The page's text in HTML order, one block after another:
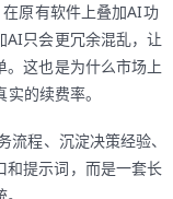
原有软件上叠加AI功
AI只会更冗余混乱，让
这也是为什么市场上
的续费率。
程、沉淀决策经验、
和提示词，而是一套长